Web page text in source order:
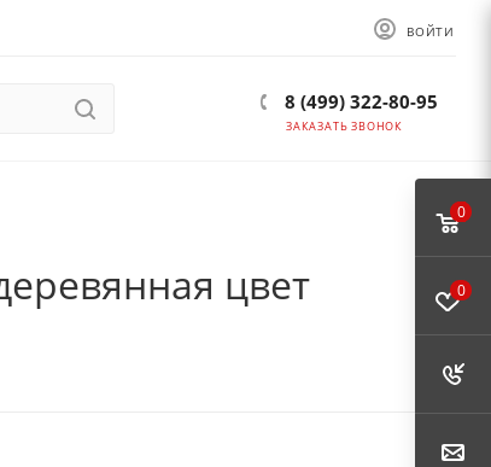
ВОЙТИ
8 (499) 322-80-95
ЗАКАЗАТЬ ЗВОНОК
цвет
0
0